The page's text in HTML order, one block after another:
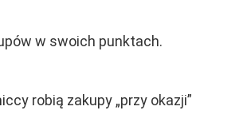
w swoich punktach.
robią zakupy „przy okazji”